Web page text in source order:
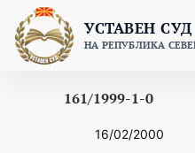
content
УСТАВЕН СУД
НА РЕПУБЛИКА
161/1999-1-0
16/02/2000